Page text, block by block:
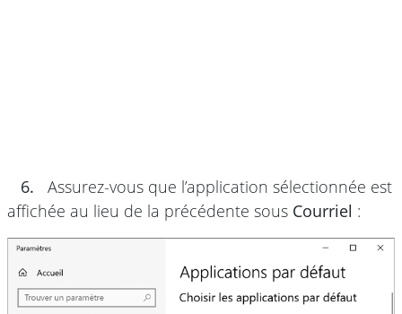
6.
Assurez-vous que l’application sélectionnée est
affichée au lieu de la précédente sous Courriel :